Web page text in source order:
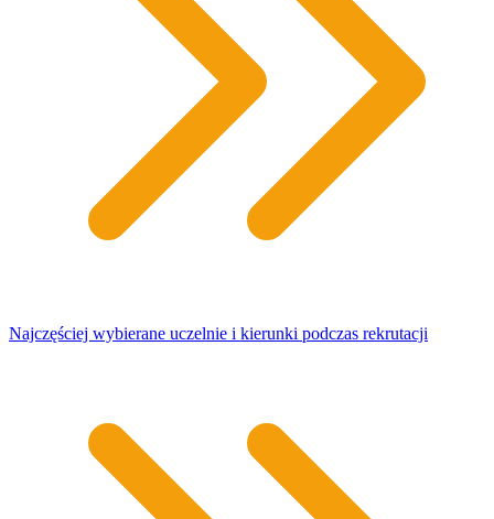
Najczęściej wybierane uczelnie i kierunki podczas rekrutacji